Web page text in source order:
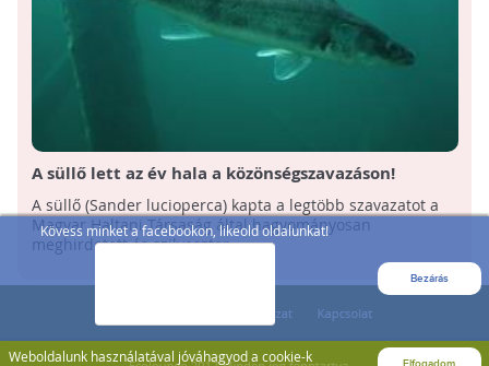
Kövess minket a facebookon, likeold oldalunkat!
Bezárás
Weboldalunk használatával jóváhagyod a cookie-k
Elfogadom
A süllő lett az év hala a közönségszavazáson!
A süllő (Sander lucioperca) kapta a legtöbb szavazatot a
Magyar Haltani Társaság által hagyományosan
meghirdetett és szilveszter ...